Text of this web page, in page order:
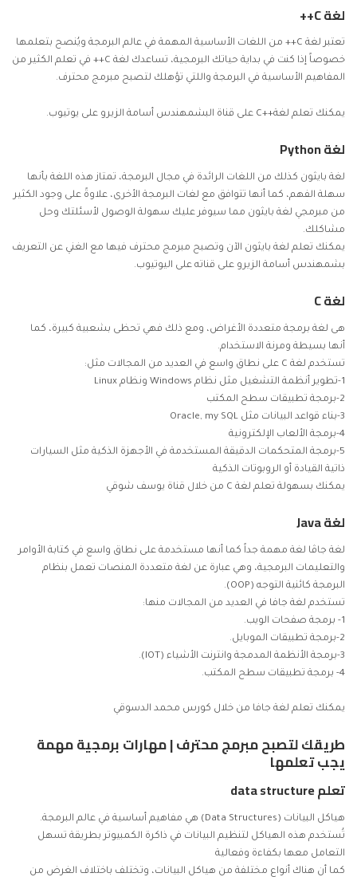
لغة C++
تعتبر لغة C++ من اللغات الأساسية المهمة في عالم البرمجة ويُنصح بتعلمها
خصوصاً إذا كنت في بداية حياتك البرمجية، تساعدك لغة C++ في تعلم الكثير من
المفاهيم الأساسية في البرمجة واللتي تؤهلك لتصبح مبرمج محترف.
يمكنك تعلم لغة++C على قناة البشمهندس أسامة الزيرو على يوتيوب.
لغة Python
لغة بايثون كذلك من اللغات الرائدة في مجال البرمجة، تمتاز هذه اللغة بأنها
سهلة الفهم، كما أنها تتوافق مع لغات البرمجة الأخرى، علاوةً على وجود الكثير
من مبرمجي لغة بايثون مما سيوفر عليك سهولة الوصول لأسئلتك وحل
مشاكلك.
يمكنك تعلم لغة بايثون الآن وتصبح مبرمج محترف فيها مع الغني عن التعريف
بشمهندس أسامة الزيرو على قناته على اليوتيوب.
لغة C
هى لغة برمجة متعددة الأغراض، ومع ذلك فهي تحظى بشعبية كبيرة، كما
أنها بسيطة ومرنة الاستخدام.
تستخدم لغة C على نطاق واسع في العديد من المجالات مثل:
1-تطوير أنظمة التشغيل مثل نظام Windows ونظام Linux
2-برمجة تطبيقات سطح المكتب
3-بناء قواعد البيانات مثل Oracle, my SQL
4-برمجة الألعاب الإلكترونية
5-برمجة المتحكمات الدقيقة المستخدمة في الأجهزة الذكية مثل السيارات
ذاتية القيادة أو الروبوتات الذكية
يمكنك بسهولة تعلم لغة C من خلال قناة يوسف شوقي
لغة Java
لغة جاڤا لغة مهمة جداً كما أنها مستخدمة على نطاق واسع في كتابة الأوامر
والتعليمات البرمجية، وهي عبارة عن لغة متعددة المنصات تعمل بنظام
البرمجة كائنية التوجه (OOP).
تستخدم لغة جافا في العديد من المجالات منها:
1- برمجة صفحات الويب.
2-برمجة تطبيقات الموبايل.
3-برمجة الأنظمة المدمجة وانترنت الأشياء (IOT).
4- برمجة تطبيقات سطح المكتب.
يمكنك تعلم لغة جافا من خلال كورس محمد الدسوقي
طريقك لتصبح مبرمج محترف | مهارات برمجية مهمة
يجب تعلمها
تعلم data structure
هياكل البيانات (Data Structures) هي مفاهيم أساسية في عالم البرمجة.
تُستخدم هذه الهياكل لتنظيم البيانات في ذاكرة الكمبيوتر بطريقة تسهل
التعامل معها بكفاءة وفعالية
كما أن هناك أنواع مختلفة من هياكل البيانات، وتختلف باختلاف الغرض من